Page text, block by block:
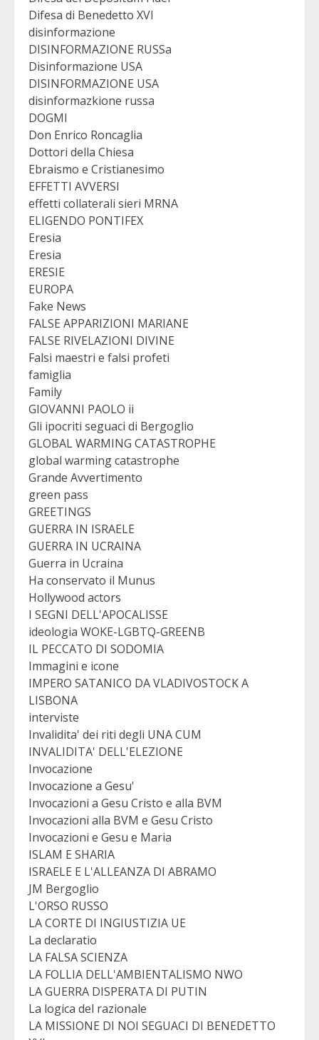
Difesa di Benedetto XVI
disinformazione
DISINFORMAZIONE RUSSa
Disinformazione USA
DISINFORMAZIONE USA
disinformazkione russa
DOGMI
Don Enrico Roncaglia
Dottori della Chiesa
Ebraismo e Cristianesimo
EFFETTI AVVERSI
effetti collaterali sieri MRNA
ELIGENDO PONTIFEX
Eresia
Eresia
ERESIE
EUROPA
Fake News
FALSE APPARIZIONI MARIANE
FALSE RIVELAZIONI DIVINE
Falsi maestri e falsi profeti
famiglia
Family
GIOVANNI PAOLO ii
Gli ipocriti seguaci di Bergoglio
GLOBAL WARMING CATASTROPHE
global warming catastrophe
Grande Avvertimento
green pass
GREETINGS
GUERRA IN ISRAELE
GUERRA IN UCRAINA
Guerra in Ucraina
Ha conservato il Munus
Hollywood actors
I SEGNI DELL'APOCALISSE
ideologia WOKE-LGBTQ-GREENB
IL PECCATO DI SODOMIA
Immagini e icone
IMPERO SATANICO DA VLADIVOSTOCK A
LISBONA
interviste
Invalidita' dei riti degli UNA CUM
INVALIDITA' DELL'ELEZIONE
Invocazione
Invocazione a Gesu'
Invocazioni a Gesu Cristo e alla BVM
Invocazioni alla BVM e Gesu Cristo
Invocazioni e Gesu e Maria
ISLAM E SHARIA
ISRAELE E L'ALLEANZA DI ABRAMO
JM Bergoglio
L'ORSO RUSSO
LA CORTE DI INGIUSTIZIA UE
La declaratio
LA FALSA SCIENZA
LA FOLLIA DELL'AMBIENTALISMO NWO
LA GUERRA DISPERATA DI PUTIN
La logica del razionale
LA MISSIONE DI NOI SEGUACI DI BENEDETTO